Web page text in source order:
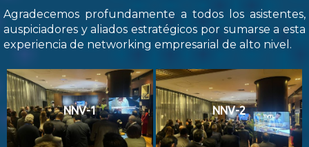
Agradecemos profundamente a todos los asistentes,
auspiciadores y aliados estratégicos por sumarse a esta
experiencia de networking empresarial de alto nivel.
NNV-1 NNV-2